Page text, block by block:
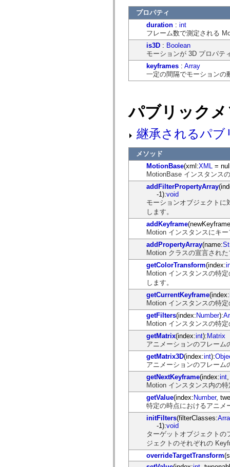
mx.automation.delegates.controls.dataGridClasses
mx.automation.delegates.controls.fileSystemClasses
プロパティ
duration : int
フレーム数で測定される
is3D : Boolean
モーションが 3D プロパテ
keyframes : Array
一定の間隔でモーションの
パブリック
継承されるパ
メソッド
MotionBase(xml:XML =
MotionBase インスタンス
addFilterPropertyArray
-1):void
モーションオブジェクトに
します。
addKeyframe
Motion インスタンスにキ
addPropertyArray(name:
Motion クラスの宣言され
getColorTransform(index:
Motion インスタンスの特
します。
getCurrentKeyframe(index:
Motion インスタンスの特
getFilters(index:Number):
Motion インスタンスの特
getMatrix(index:int):Matrix
アニメーションのフレー
getMatrix3D(index:int):
アニメーションのフレーム
getNextKeyframe(index:int
Motion インスタンス内の
getValue(index:Number,
特定の時点におけるアニメ
initFilters(filterClasses:
-1):void
ターゲットオブジェクトの
ジェクトのそれぞれの
overrideTargetTransform